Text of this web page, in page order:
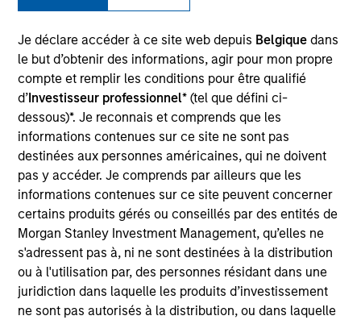
Je déclare accéder à ce site web depuis Belgique dans
le but d’obtenir des informations, agir pour mon propre
compte et remplir les conditions pour être qualifié
d’Investisseur professionnel* (tel que défini ci-
dessous)*. Je reconnais et comprends que les
informations contenues sur ce site ne sont pas
destinées aux personnes américaines, qui ne doivent
pas y accéder. Je comprends par ailleurs que les
informations contenues sur ce site peuvent concerner
certains produits gérés ou conseillés par des entités de
Morgan Stanley Investment Management, qu’elles ne
s'adressent pas à, ni ne sont destinées à la distribution
ou à l'utilisation par, des personnes résidant dans une
juridiction dans laquelle les produits d’investissement
ne sont pas autorisés à la distribution, ou dans laquelle
David Thompson is a Managing Director of Morgan
Stanley and is based in New York. Mr. Thompson
joined Morgan Stanley in 2009 and has been a
member of MSCP since 2011. He previously worked
as an Analyst in the Financial Institutions Group of
the firm’s Investment Banking Division. Mr.
Thompson currently serves on the board of
directors of Educate 360, AWT Labels & Packaging,
SpendMend and Emler Swim School and previously
served on the board of directors of Cadence
Education and PPC Flexible Packaging. Mr.
Thompson holds a Bachelor of Science in
Commerce from the McIntire School of Commerce
at the University of Virginia.